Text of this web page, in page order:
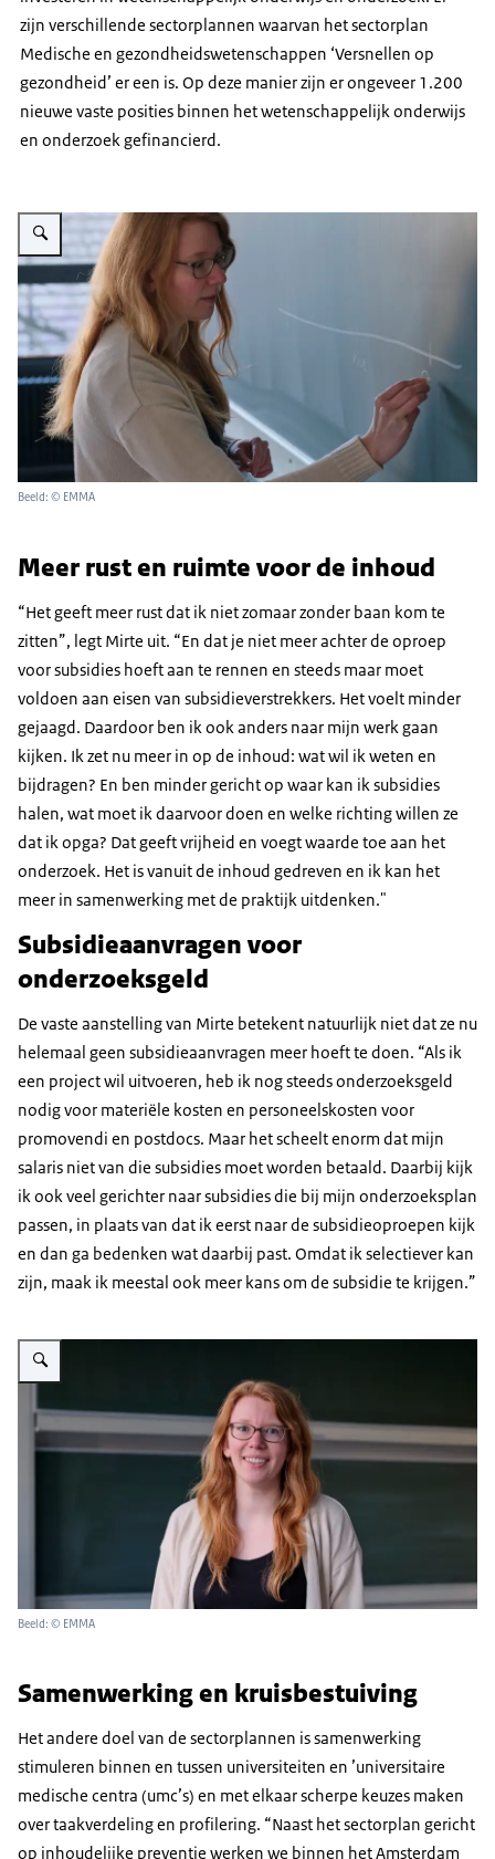
zijn verschillende sectorplannen waarvan het sectorplan
Medische en gezondheidswetenschappen ‘Versnellen op
gezondheid’ er een is. Op deze manier zijn er ongeveer 1.200
nieuwe vaste posities binnen het wetenschappelijk onderwijs
en onderzoek gefinancierd.
Vergroot afbeelding Banner Mirte
Beeld: © EMMA
Meer rust en ruimte voor de inhoud
“Het geeft meer rust dat ik niet zomaar zonder baan kom te
zitten”, legt Mirte uit. “En dat je niet meer achter de oproep
voor subsidies hoeft aan te rennen en steeds maar moet
voldoen aan eisen van subsidieverstrekkers. Het voelt minder
gejaagd. Daardoor ben ik ook anders naar mijn werk gaan
kijken. Ik zet nu meer in op de inhoud: wat wil ik weten en
bijdragen? En ben minder gericht op waar kan ik subsidies
halen, wat moet ik daarvoor doen en welke richting willen ze
dat ik opga? Dat geeft vrijheid en voegt waarde toe aan het
onderzoek. Het is vanuit de inhoud gedreven en ik kan het
meer in samenwerking met de praktijk uitdenken."
Subsidieaanvragen voor
onderzoeksgeld
De vaste aanstelling van Mirte betekent natuurlijk niet dat ze nu
helemaal geen subsidieaanvragen meer hoeft te doen. “Als ik
een project wil uitvoeren, heb ik nog steeds onderzoeksgeld
nodig voor materiële kosten en personeelskosten voor
promovendi en postdocs. Maar het scheelt enorm dat mijn
salaris niet van die subsidies moet worden betaald. Daarbij kijk
ik ook veel gerichter naar subsidies die bij mijn onderzoeksplan
passen, in plaats van dat ik eerst naar de subsidieoproepen kijk
en dan ga bedenken wat daarbij past. Omdat ik selectiever kan
zijn, maak ik meestal ook meer kans om de subsidie te krijgen.”
Vergroot afbeelding Banner Mirte
Beeld: © EMMA
Samenwerking en kruisbestuiving
Het andere doel van de sectorplannen is samenwerking
stimuleren binnen en tussen universiteiten en ’universitaire
medische centra (umc’s) en met elkaar scherpe keuzes maken
over taakverdeling en profilering. “Naast het sectorplan gericht
op inhoudelijke preventie werken we binnen het Amsterdam